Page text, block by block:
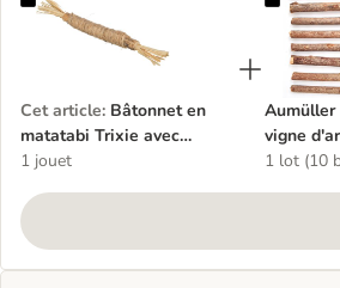
Cet article: Bâtonnet en
matatabi Trixie avec
franges pour chat
1 jouet
Aumüller
vigne
1 lot (10